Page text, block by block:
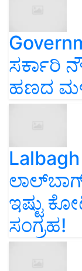
ಸರ್ಕಾರಿ
ಹಣದ
ಲಾಲ್‌ಬಾಗ್
ಇಷ್ಟು
ಸಂಗ್ರಹ!